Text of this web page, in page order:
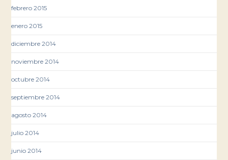
febrero 2015
enero 2015
diciembre 2014
noviembre 2014
octubre 2014
septiembre 2014
agosto 2014
julio 2014
junio 2014